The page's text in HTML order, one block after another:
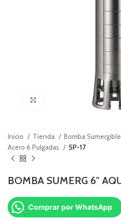
Inicio Tienda
Bomba
Acero 6 Pulgadas
SP-17
BOMBA SUMERG 6″
Comprar por WhatsApp